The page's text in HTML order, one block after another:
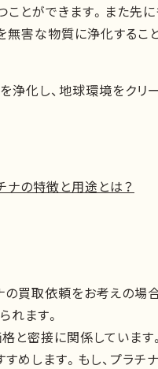
とができます。また先
害な物質に浄化するこ
化し、地球環境をクリ
ナの特徴と用途とは？
買取依頼をお考えの場
れます。
格と密接に関係していま
めします。もし、プラ